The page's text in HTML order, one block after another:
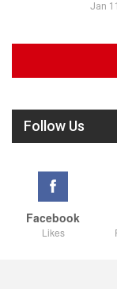
Jan
Follow Us
Facebook
Likes